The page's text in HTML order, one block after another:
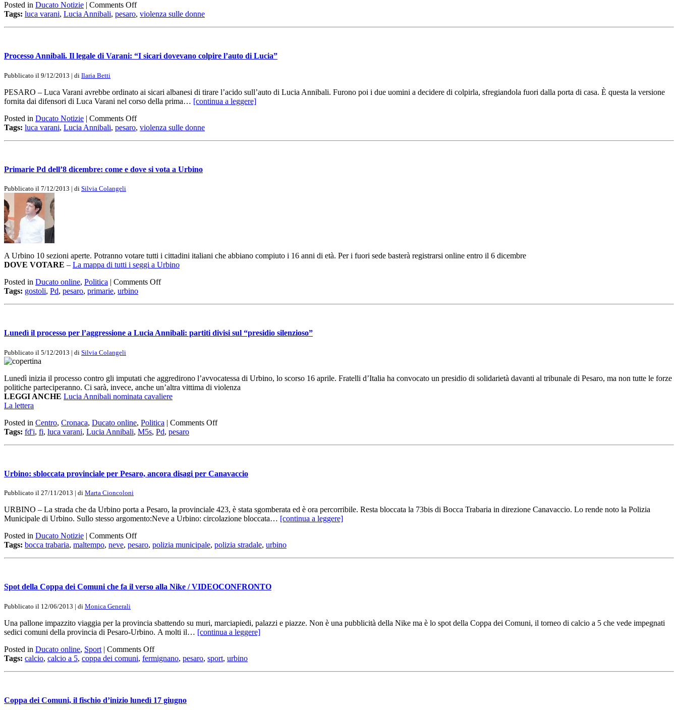
Posted in Ducato Notizie | Comments Off
Tags: luca varani, Lucia Annibali, pesaro, violenza sulle donne
Processo Annibali. Il legale di Varani: “I sicari dovevano colpire l’auto di Lucia”
Pubblicato il 9/12/2013 | di Ilaria Betti
PESARO – Luca Varani avrebbe ordinato ai sicari albanesi di tirare l’acido sull’auto di Lucia Annibali. Furono poi i due uomini a decidere di colpirla, sfregiandola fuori dalla porta di casa. È questa la versione
fornita dai difensori di Luca Varani nel corso della prima… [continua a leggere]
Posted in Ducato Notizie | Comments Off
Tags: luca varani, Lucia Annibali, pesaro, violenza sulle donne
Primarie Pd dell’8 dicembre: come e dove si vota a Urbino
Pubblicato il 7/12/2013 | di Silvia Colangeli
A Urbino 10 sezioni aperte. Potranno votare tutti i cittadini italiani che abbiano compiuto i 16 anni di età. Per i fuori sede basterà registrarsi online entro il 6 dicembre
DOVE VOTARE – La mappa di tutti i seggi a Urbino
Posted in Ducato online, Politica | Comments Off
Tags: gostoli, Pd, pesaro, primarie, urbino
Lunedì il processo per l’aggressione a Lucia Annibali: partiti divisi sul “presidio silenzioso”
Pubblicato il 5/12/2013 | di Silvia Colangeli
Lunedì inizia il processo contro gli imputati che aggredirono l’avvocatessa di Urbino, lo scorso 16 aprile. Fratelli d’Italia ha convocato un presidio di solidarietà davanti al tribunale di Pesaro, ma non tutte le forze
politiche parteciperanno. Ci sarà, invece, anche un’altra vittima di violenza
LEGGI ANCHE Lucia Annibali nominata cavaliere
La lettera
Posted in Centro, Cronaca, Ducato online, Politica | Comments Off
Tags: fd'i, fi, luca varani, Lucia Annibali, M5s, Pd, pesaro
Urbino: sbloccata provinciale per Pesaro, ancora disagi per Canavaccio
Pubblicato il 27/11/2013 | di Marta Cioncoloni
URBINO – La strada che da Urbino porta a Pesaro, la provinciale 423, è stata sgomberata ed è ora percorribile. Resta bloccata la 73bis di Bocca Trabaria in direzione Canavaccio. Lo rende noto la Polizia
Municipale di Urbino. Sullo stesso argomento:Neve a Urbino: circolazione bloccata… [continua a leggere]
Posted in Ducato Notizie | Comments Off
Tags: bocca trabaria, maltempo, neve, pesaro, polizia municipale, polizia stradale, urbino
Spot della Coppa dei Comuni che fa il verso alla Nike / VIDEOCONFRONTO
Pubblicato il 12/06/2013 | di Monica Generali
Una pallone impazzito viaggia per la provincia sbattendo su muri, marciapiedi, palazzi e piazze. Non è una pubblicità della Nike ma è lo spot della Coppa dei Comuni, il torneo di calcio a 5 che vede impegnati
sedici comuni della provincia di Pesaro-Urbino. A molti il… [continua a leggere]
Posted in Ducato online, Sport | Comments Off
Tags: calcio, calcio a 5, coppa dei comuni, fermignano, pesaro, sport, urbino
Coppa dei Comuni, il fischio d’inizio lunedì 17 giugno